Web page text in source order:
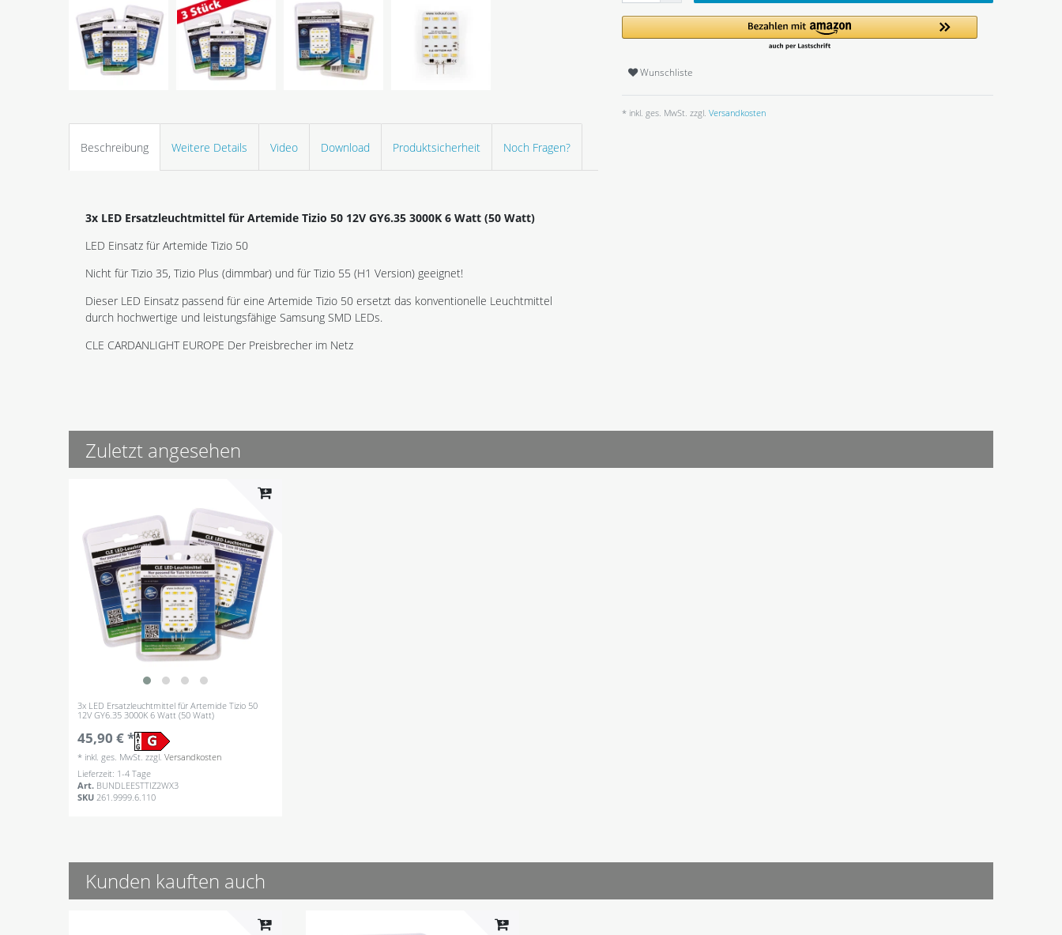
Beschreibung Weitere Details Video Download Produktsicherheit Noch Fragen?
3x LED Ersatzleuchtmittel für Artemide Tizio 50 12V GY6.35 3000K 6 Watt (50 Watt)
LED Einsatz für Artemide Tizio 50
Nicht für Tizio 35, Tizio Plus (dimmbar) und für Tizio 55 (H1 Version) geeignet!
Dieser LED Einsatz passend für eine Artemide Tizio 50 ersetzt das konventionelle Leuchtmittel
durch hochwertige und leistungsfähige Samsung SMD LEDs.
CLE CARDANLIGHT EUROPE Der Preisbrecher im Netz
Wunschliste
* inkl. ges. MwSt. zzgl. Versandkosten
Zuletzt angesehen
3x LED Ersatzleuchtmittel für Artemide Tizio 50
12V GY6.35 3000K 6 Watt (50 Watt)
45,90 € *
* inkl. ges. MwSt. zzgl.Versandkosten
Lieferzeit: 1-4 Tage
Art. BUNDLEESTTIZ2WX3
SKU 261.9999.6.110
Kunden kauften auch